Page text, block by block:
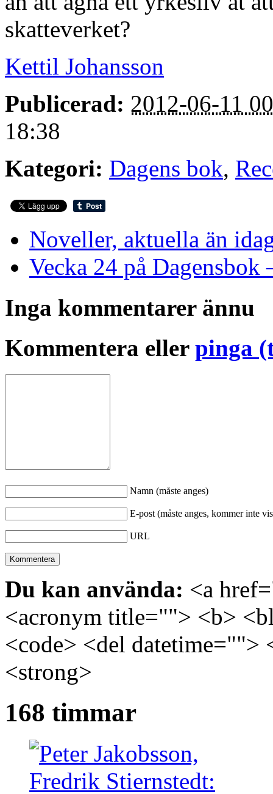
skatteverket?
Kettil Johansson
Publicerad: 2012-06-11
18:38
Kategori: Dagens bok,
Noveller, aktuella än
Vecka 24 på
Inga kommentarer ännu
Kommentera eller pinga
Namn (måste anges)
E-post (måste anges, kommer inte
URL
Du kan använda: <a
<acronym title=""> <b>
<code> <del
<strong>
168 timmar